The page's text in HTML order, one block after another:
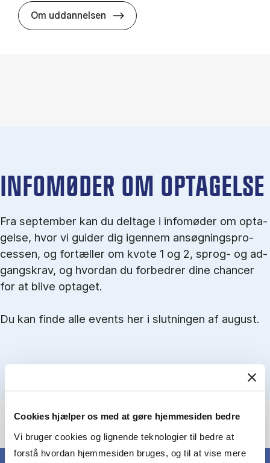
Cookies hjælper os med at gøre hjemmesiden bedre
Vi bruger cookies og lignende teknologier til bedre at
forstå hvordan hjemmesiden bruges, og til at vise mere
Om uddannelsen HA(fil.) - erhvervs­økonomi og
IN­FO­MØ­DER OM OP­TA­GEL­SE
Fra september kan du del­tage i in­fo­mø­der om op­ta­
gel­se, hvor vi gu­i­der dig igen­nem an­søg­nings­pro­
ces­sen, og for­tæl­ler om kvo­te 1 og 2, sprog- og ad­
gangs­krav, og hvordan du forbedrer dine chancer
for at blive optaget.
Du kan finde alle events her i slutningen af august.